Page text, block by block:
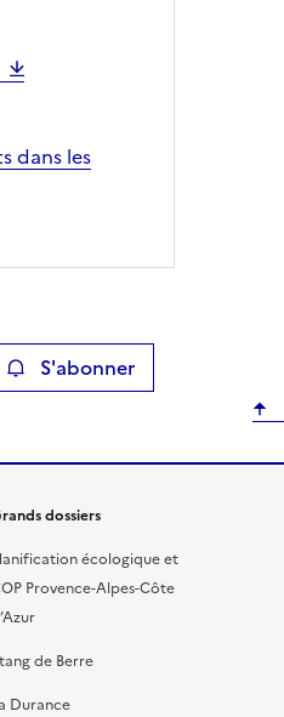
dans les
S'abonner
dossiers
écologique et
Provence-Alpes-Côte
de Berre
Durance